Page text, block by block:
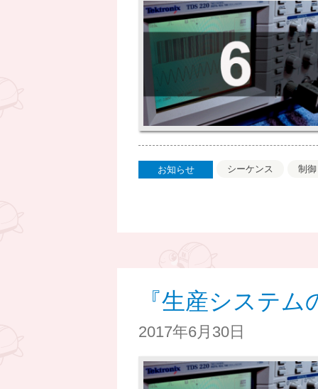
お知らせ シーケンス 制御
『生産システ
2017年6月30日